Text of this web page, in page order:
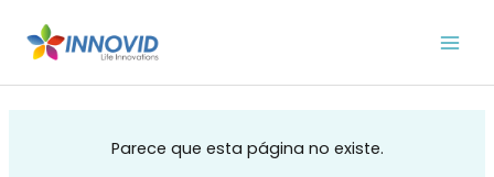
Parece que esta página no existe.